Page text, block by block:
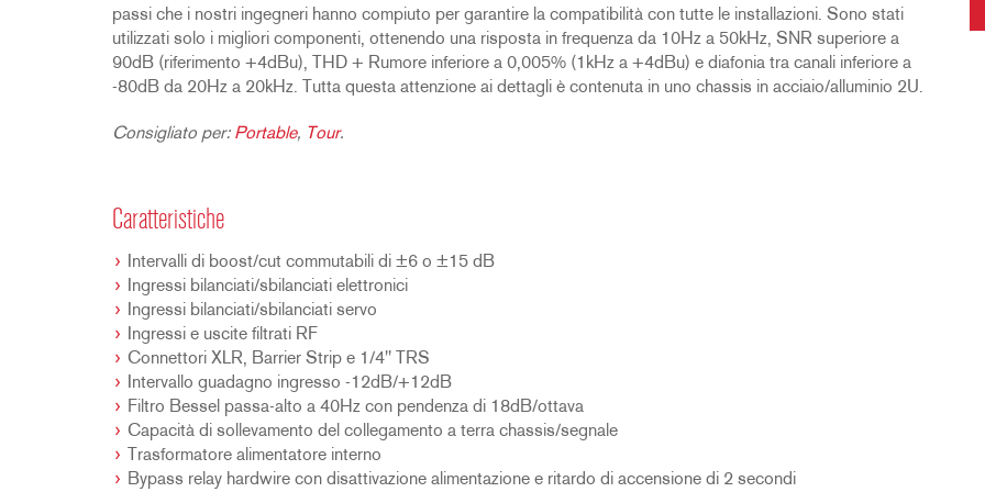
passi che i nostri ingegneri hanno compiuto per garantire la compatibilità con tutte le installazioni. Sono stati
utilizzati solo i migliori componenti, ottenendo una risposta in frequenza da 10Hz a 50kHz, SNR superiore a
90dB (riferimento +4dBu), THD + Rumore inferiore a 0,005% (1kHz a +4dBu) e diafonia tra canali inferiore a
-80dB da 20Hz a 20kHz. Tutta questa attenzione ai dettagli è contenuta in uno chassis in acciaio/alluminio 2U.
Consigliato per: Portable, Tour.
Caratteristiche
Intervalli di boost/cut commutabili di ±6 o ±15 dB
Ingressi bilanciati/sbilanciati elettronici
Ingressi bilanciati/sbilanciati servo
Ingressi e uscite filtrati RF
Connettori XLR, Barrier Strip e 1/4" TRS
Intervallo guadagno ingresso -12dB/+12dB
Filtro Bessel passa-alto a 40Hz con pendenza di 18dB/ottava
Capacità di sollevamento del collegamento a terra chassis/segnale
Trasformatore alimentatore interno
Bypass relay hardwire con disattivazione alimentazione e ritardo di accensione di 2 secondi